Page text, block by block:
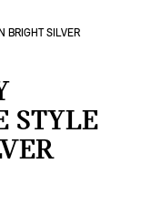
BRIGHT SILVER
STYLE